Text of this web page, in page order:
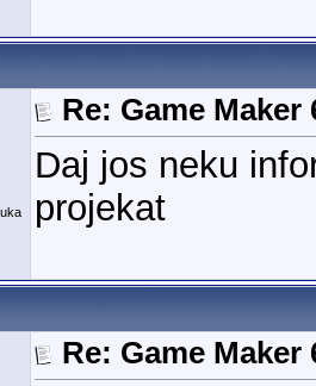
Re: Game Maker
Daj jos neku
projekat
Re: Game Maker